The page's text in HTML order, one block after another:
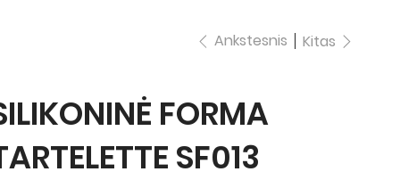
Ankstesnis Kitas
FORMA
SF013